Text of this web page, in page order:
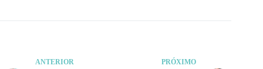
ANTERIOR PRÓXIMO